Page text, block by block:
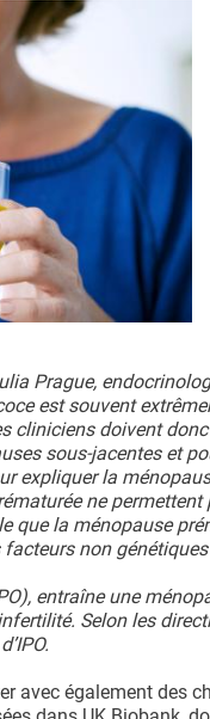
Prague,
est souvent
cliniciens doivent
sous-jacentes et
expliquer la
ne
que la ménopause
non génétiques
entraîne une
Selon les
avec également des